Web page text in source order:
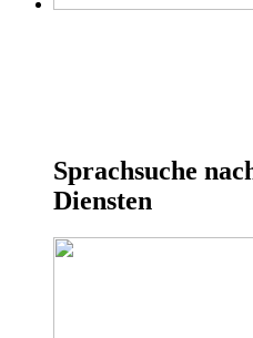
Sprachsuche
Diensten